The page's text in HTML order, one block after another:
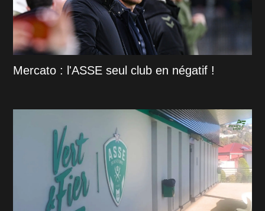
Mercato : l'ASSE seul club en négatif !